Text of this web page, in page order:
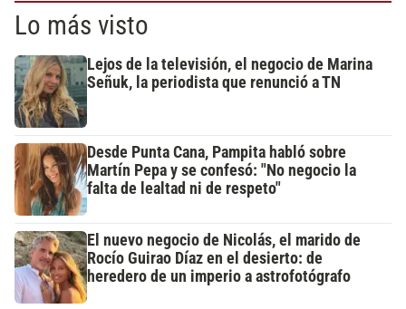
Lo más visto
Lejos de la televisión, el negocio de Marina
Señuk, la periodista que renunció a TN
Desde Punta Cana, Pampita habló sobre
Martín Pepa y se confesó: "No negocio la
falta de lealtad ni de respeto"
El nuevo negocio de Nicolás, el marido de
Rocío Guirao Díaz en el desierto: de
heredero de un imperio a astrofotógrafo